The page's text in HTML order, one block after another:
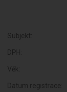
Subjekt:
DPH:
Věk:
Datum registrace: